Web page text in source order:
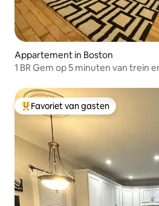
Appartement in Boston
1 BR Gem op 5 minuten van trein
Topfavoriet van gasten
Favoriet van gasten